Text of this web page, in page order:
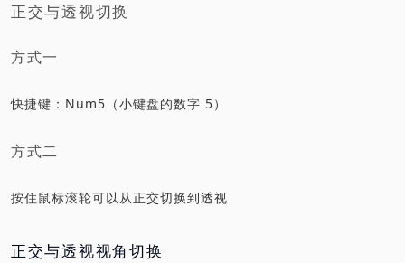
正交与透视切换
方式一
快捷键：Num5（小键盘的数字 5）
方式二
按住鼠标滚轮可以从正交切换到透视
正交与透视视角切换